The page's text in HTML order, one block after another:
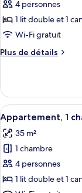
pour
ce
type
chambre :
4 personnes
1 lit double et 1
Wi-Fi gratuit
Plus de détails
Plus
le
type
de
chambre
Appartement
Standard
Afficher
toutes
les
photos
pour
ce
6
Appartement, 1
35 m²
1 chambre
4 personnes
1 lit double et 1